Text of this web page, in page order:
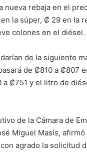
nueva rebaja en el
la súper, ₡ 29 en la
colones en el diésel.
de la siguiente
de ₡810 a ₡807
a ₡751 y el litro de
de la Cámara de
Miguel Masís,
agrado la solicitud